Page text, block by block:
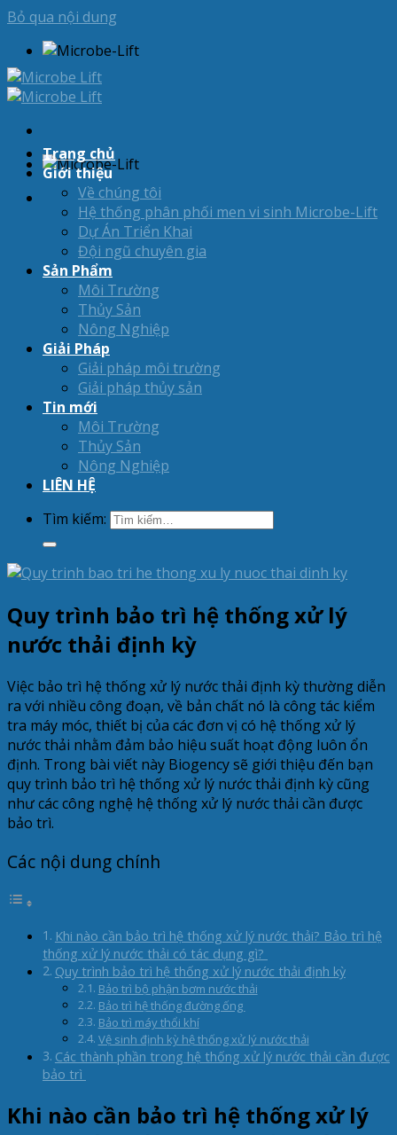
Bỏ qua nội dung
Trang chủ
Giới thiệu
Về chúng tôi
Hệ thống phân phối men vi sinh Microbe-Lift
Dự Án Triển Khai
Đội ngũ chuyên gia
Sản Phẩm
Môi Trường
Thủy Sản
Nông Nghiệp
Giải Pháp
Giải pháp môi trường
Giải pháp thủy sản
Tin mới
Môi Trường
Thủy Sản
Nông Nghiệp
LIÊN HỆ
Tìm kiếm:
Quy trình bảo trì hệ thống xử lý
nước thải định kỳ
Việc bảo trì hệ thống xử lý nước thải định kỳ thường diễn
ra với nhiều công đoạn, về bản chất nó là công tác kiểm
tra máy móc, thiết bị của các đơn vị có hệ thống xử lý
nước thải nhằm đảm bảo hiệu suất hoạt động luôn ổn
định. Trong bài viết này Biogency sẽ giới thiệu đến bạn
quy trình bảo trì hệ thống xử lý nước thải định kỳ cũng
như các công nghệ hệ thống xử lý nước thải cần được
bảo trì.
Các nội dung chính
Khi nào cần bảo trì hệ thống xử lý nước thải? Bảo trì hệ
thống xử lý nước thải có tác dụng gì?
Quy trình bảo trì hệ thống xử lý nước thải định kỳ
Bảo trì bộ phận bơm nước thải
Bảo trì hệ thống đường ống
Bảo trì máy thổi khí
Vệ sinh định kỳ hệ thống xử lý nước thải
Các thành phần trong hệ thống xử lý nước thải cần được
bảo trì
Khi nào cần bảo trì hệ thống xử lý